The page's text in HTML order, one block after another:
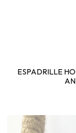
ESPADRILLE